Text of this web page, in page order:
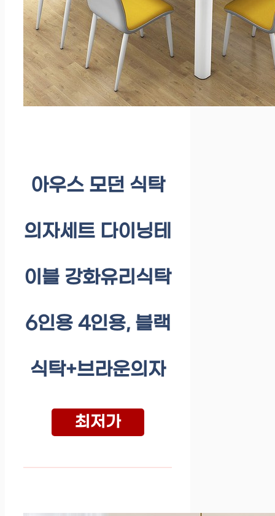
아우스 모던 식탁
의자세트 다이닝테
이블 강화유리식탁
6인용 4인용, 블랙
식탁+브라운의자
최저가